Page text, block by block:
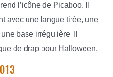
l’icône de Picaboo. Il
avec une langue tirée, une
base irrégulière. Il
de drap pour Halloween.